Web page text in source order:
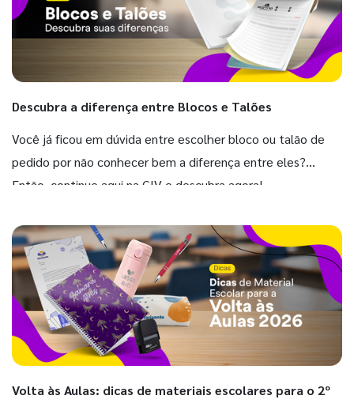
Descubra a diferença entre Blocos e Talões
Você já ficou em dúvida entre escolher bloco ou talão de
pedido por não conhecer bem a diferença entre eles?
Então, continue aqui na GIV e descubra agora!
Volta às Aulas: dicas de materiais escolares para o 2º